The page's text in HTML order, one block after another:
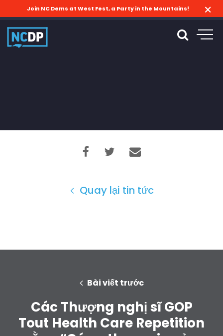
Join NC Dems at West Fest, a Party in the Mountains!
Quay lại tin tức
Bài viết trước
Các Thượng nghị sĩ GOP
Tout Health Care Repetition